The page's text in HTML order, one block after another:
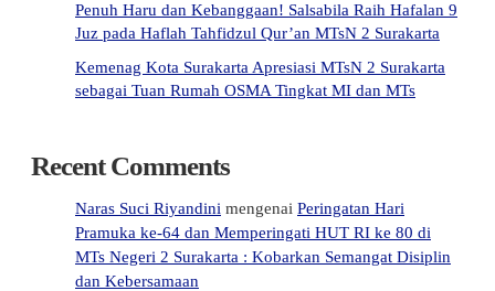
Penuh Haru dan Kebanggaan! Salsabila Raih Hafalan 9
Juz pada Haflah Tahfidzul Qur’an MTsN 2 Surakarta
Kemenag Kota Surakarta Apresiasi MTsN 2 Surakarta
sebagai Tuan Rumah OSMA Tingkat MI dan MTs
Recent Comments
Naras Suci Riyandini mengenai Peringatan Hari
Pramuka ke-64 dan Memperingati HUT RI ke 80 di
MTs Negeri 2 Surakarta : Kobarkan Semangat Disiplin
dan Kebersamaan